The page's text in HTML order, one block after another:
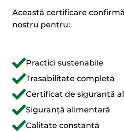
Această certificare
nostru pentru:
Practici sustenabile
Trasabilitate completă
Certificat de siguranță
Siguranță alimentară
Calitate constantă